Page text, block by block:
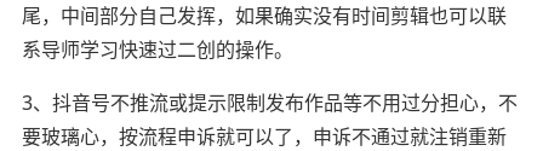
尾，中间部分自己发挥，如果确实没有时间剪辑也可以联
系导师学习快速过二创的操作。
3、抖音号不推流或提示限制发布作品等不用过分担心，不
要玻璃心，按流程申诉就可以了，申诉不通过就注销重新